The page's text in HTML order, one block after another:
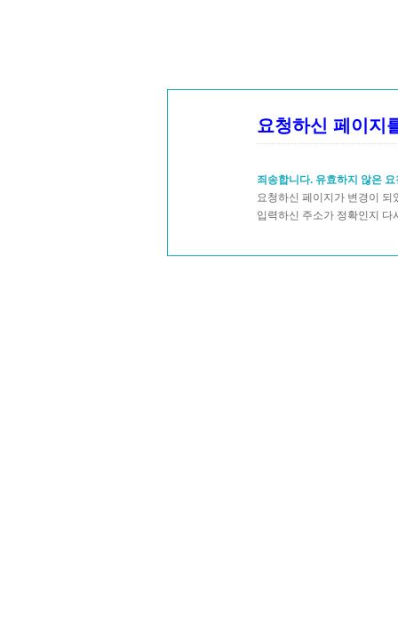
요청하신 페이지
죄송합니다. 유효하지 않은
요청하신 페이지가 변경이
입력하신 주소가 정확인지 다